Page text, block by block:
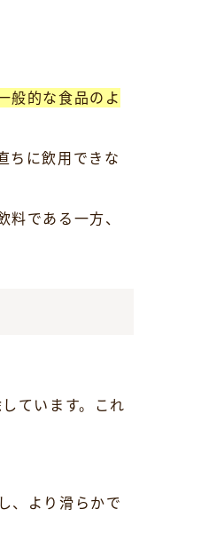
般的な食品のよ
ちに飲用できな
である一方、
ています。これ
、より滑らかで